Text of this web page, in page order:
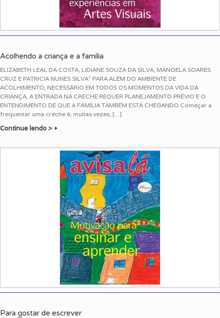
Acolhendo a criança e a família
ELIZABETH LEAL DA COSTA, LIDIANE SOUZA DA SILVA, MANOELA SOARES
CRUZ E PATRICIA NUNES SILVA¹ PARA ALÉM DO AMBIENTE DE
ACOLHIMENTO, NECESSÁRIO EM TODOS OS MOMENTOS DA VIDA DA
CRIANÇA, A ENTRADA NA CRECHE REQUER PLANEJAMENTO PRÉVIO E O
ENTENDIMENTO DE QUE A FAMÍLIA TAMBÉM ESTÁ CHEGANDO Começar a
frequentar uma creche é, muitas vezes, […]
Continue lendo >
Para gostar de escrever